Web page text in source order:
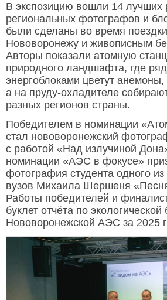
В экспозицию вошли 14 лучших
региональных фотографов и
были сделаны во время
Нововоронежу и живописным
Авторы показали атомную
природного ландшафта, где
энергоблоками цветут анемоны,
а на пруду-охладителе
разных регионов страны.
Победителем в номинации
стал нововоронежский
с работой «Над излучиной
номинации «АЭС в фокусе»
фотография студента одного
вузов Михаила Шершеня
Работы победителей и
буклет отчёта по экологической
Нововоронежской АЭС за 2025